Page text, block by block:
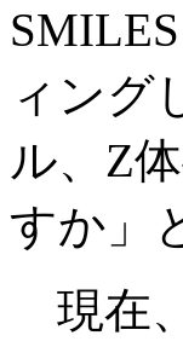
ィング
ル、Z
すか」
現在